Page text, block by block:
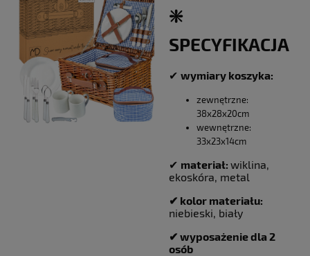
❇️
SPECYFIKACJA
✔ wymiary koszyka:
zewnętrzne:
38x28x20cm
wewnętrzne:
33x23x14cm
✔ materiał: wiklina,
ekoskóra, metal
✔ kolor materiału:
niebieski, biały
✔ wyposażenie dla 2
osób